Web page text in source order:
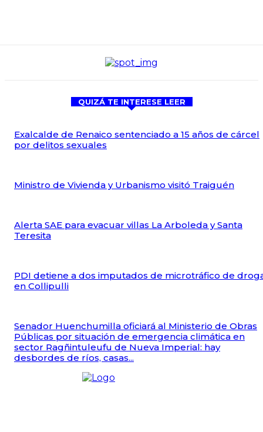
QUIZÁ TE INTERESE LEER
Exalcalde de Renaico sentenciado a 15 años de cárcel
por delitos sexuales
Ministro de Vivienda y Urbanismo visitó Traiguén
Alerta SAE para evacuar villas La Arboleda y Santa
Teresita
PDI detiene a dos imputados de microtráfico de
en Collipulli
Senador Huenchumilla oficiará al Ministerio de Obras
Públicas por situación de emergencia climática en
sector Ragñintuleufu de Nueva Imperial: hay
desbordes de ríos, casas...